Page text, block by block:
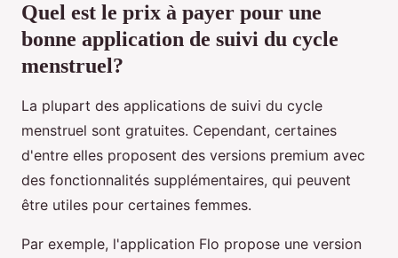
Quel est le prix à payer pour une
bonne application de suivi du cycle
menstruel?
La plupart des applications de suivi du cycle
menstruel sont gratuites. Cependant, certaines
d'entre elles proposent des versions premium avec
des fonctionnalités supplémentaires, qui peuvent
être utiles pour certaines femmes.
Par exemple, l'application Flo propose une version